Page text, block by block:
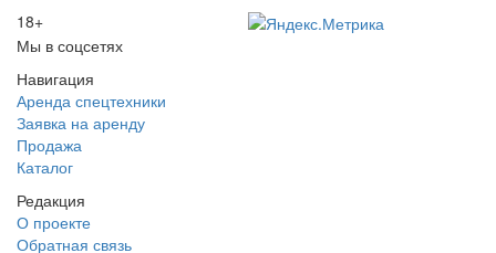
18+
Мы в соцсетях
Навигация
Аренда спецтехники
Заявка на аренду
Продажа
Каталог
Редакция
О проекте
Обратная связь